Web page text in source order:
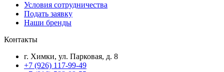
Условия сотрудничества
Подать заявку
Наши бренды
Контакты
г. Химки, ул. Парковая, д. 8
+7 (926) 117-99-49